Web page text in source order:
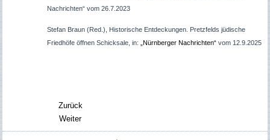
Nachrichten“ vom 26.7.2023
Stefan Braun (Red.), Historische Entdeckungen. Pretzfelds jüdische
Friedhöfe öffnen Schicksale, in:
„Nürnberger Nachrichten“ vom 12.9.2025
Zurück
Weiter